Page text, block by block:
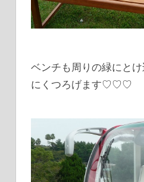
ベンチも周りの緑にと
にくつろげます♡♡♡